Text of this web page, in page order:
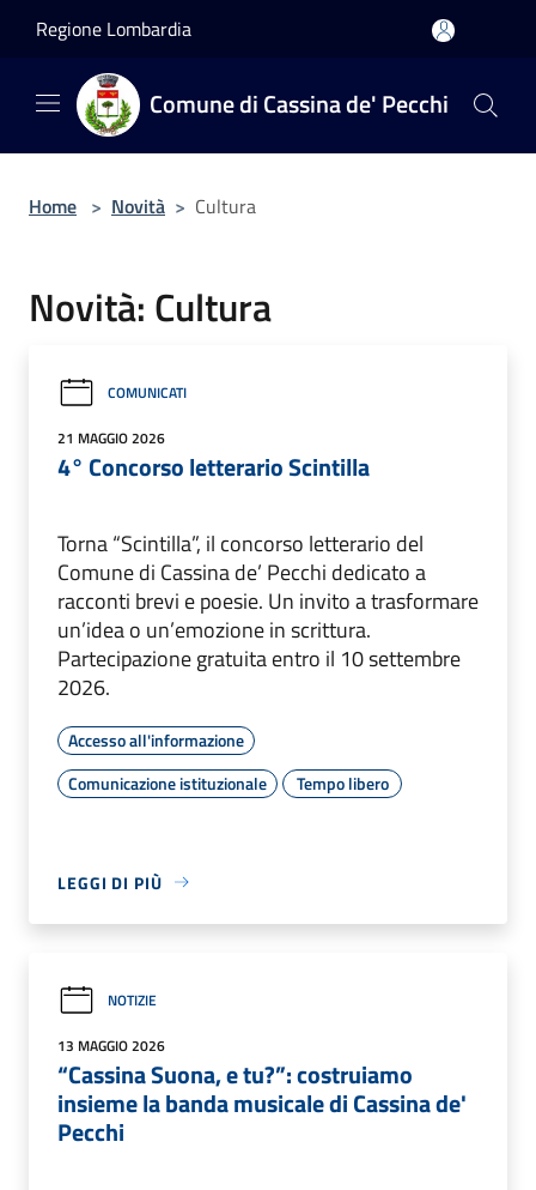
Regione Lombardia
Comune di Cassina de' Pecchi
Home > Novità > Cultura
Novità: Cultura
COMUNICATI
21 MAGGIO 2026
4° Concorso letterario Scintilla
Torna “Scintilla”, il concorso letterario del
Comune di Cassina de’ Pecchi dedicato a
racconti brevi e poesie. Un invito a trasformare
un’idea o un’emozione in scrittura.
Partecipazione gratuita entro il 10 settembre
2026.
Accesso all'informazione
Comunicazione istituzionale
Tempo libero
LEGGI DI PIÙ
NOTIZIE
13 MAGGIO 2026
“Cassina Suona, e tu?”: costruiamo
insieme la banda musicale di Cassina de'
Pecchi